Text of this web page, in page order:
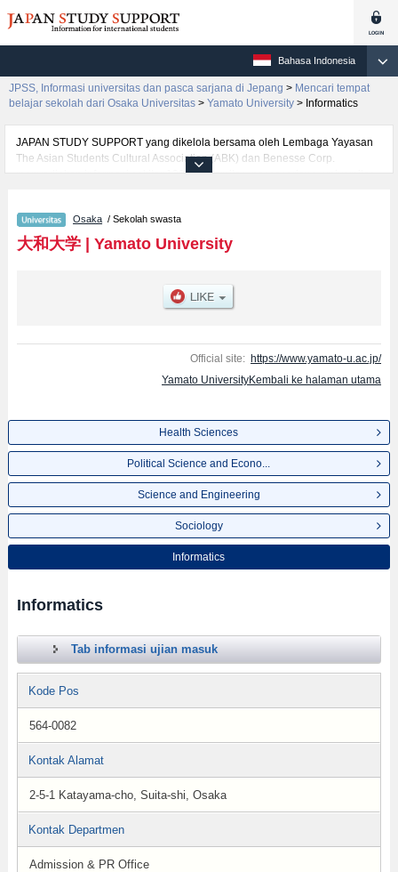
Bahasa Indonesia
JPSS, Informasi universitas dan pasca sarjana di Jepang > Mencari tempat
belajar sekolah dari Osaka Universitas > Yamato University > Informatics
JAPAN STUDY SUPPORT yang dikelola bersama oleh Lembaga Yayasan
The Asian Students Cultural Association (ABK) dan Benesse Corp.
menyediakan informasi sekitar 1300 universitas, pascasarjana, universitas
per fakultas seperti Fakultas Health SciencesatauFakultas Political Science
and EconomicsatauFakultas Science and EngineeringatauFakultas
SociologyatauFakultas Informatics, serta berbagai informasi yang berguna
jumlah kelulusan ujian masuk mahasiswa(i) mancanegara, informasi
mengenai ujian masuk, prasarana kampus, akses jalan, dan lainnya.
Osaka / Sekolah swasta
大和大学| Yamato University
Official site: https://www.yamato-u.ac.jp/
Yamato UniversityKembali ke halaman utama
Health Sciences
Political Science and Econo...
Science and Engineering
Sociology
Informatics
Informatics
Tab informasi ujian masuk
Kode Pos
564-0082
Kontak Alamat
2-5-1 Katayama-cho, Suita-shi, Osaka
Kontak Departmen
Admission & PR Office